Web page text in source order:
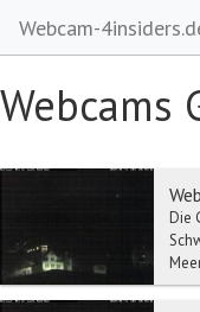
Webcam-
Webcams
Die
Ge...